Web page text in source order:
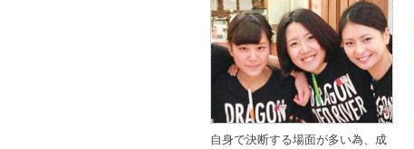
自身で決断する場面が多い為、成